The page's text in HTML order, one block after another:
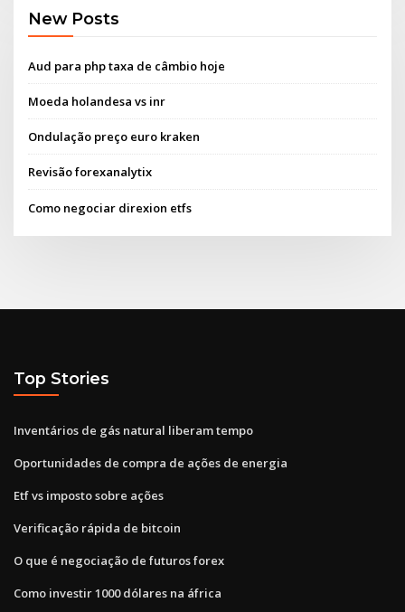
New Posts
Aud para php taxa de câmbio hoje
Moeda holandesa vs inr
Ondulação preço euro kraken
Revisão forexanalytix
Como negociar direxion etfs
Top Stories
Inventários de gás natural liberam tempo
Oportunidades de compra de ações de energia
Etf vs imposto sobre ações
Verificação rápida de bitcoin
O que é negociação de futuros forex
Como investir 1000 dólares na áfrica